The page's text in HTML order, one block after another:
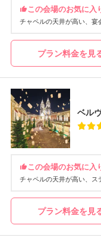
この会場のお気に入
チャペルの天井が高い 宴
プラン料金を見
ベル
この会場のお気に入
チャペルの天井が高い ス
プラン料金を見